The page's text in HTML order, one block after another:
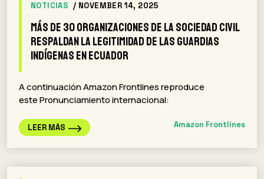
NOTICIAS / NOVEMBER 14, 2025
Más de 30 organizaciones de la sociedad civil
respaldan la legitimidad de las Guardias
Indígenas en Ecuador
A continuación Amazon Frontlines reproduce
este Pronunciamiento internacional:
LEER MÁS Amazon Frontlines